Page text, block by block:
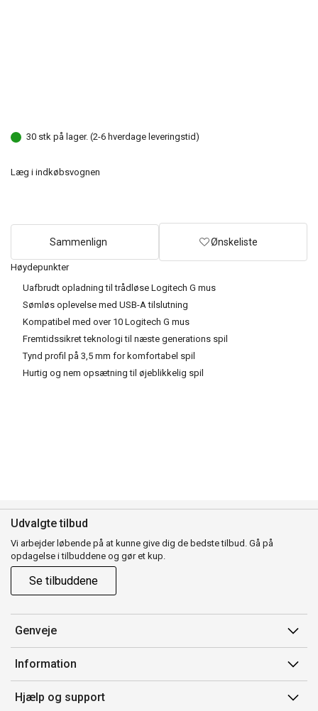
Høydepunkter
Uafbrudt opladning til trådløse Logitech G mus
Sømløs oplevelse med USB-A tilslutning
Kompatibel med over 10 Logitech G mus
Fremtidssikret teknologi til næste generations spil
Tynd profil på 3,5 mm for komfortabel spil
Hurtig og nem opsætning til øjeblikkelig spil
30 stk på lager. (2-6 hverdage leveringstid)
Læg i indkøbsvognen
Sammenlign Ønskeliste
Udvalgte tilbud
Vi arbejder løbende på at kunne give dig de bedste tilbud. Gå på
opdagelse i tilbuddene og gør et kup.
Se tilbuddene
Genveje
Min side
Ordrehistorik
Gavekort
Information
Salgsbetingelser
Hjælp og support